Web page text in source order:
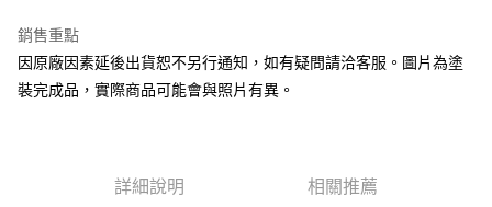
全盈+PAY
大哥付你分期
相關說明
流程，驗證手機門號後，選擇欲分期的期數、繳款截止日，確認付款後即完
銷售重點
因原廠因素延後出貨恕不另行通知，如有疑問請洽客服。圖片為塗
裝完成品，實際商品可能會與照片有異。
詳細說明 相關推薦